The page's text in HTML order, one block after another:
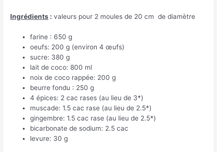
Ingrédients : valeurs pour 2 moules de 20 cm de diamètre
farine : 650 g
oeufs: 200 g (environ 4 œufs)
sucre: 380 g
lait de coco: 800 ml
noix de coco rappée: 200 g
beurre fondu : 250 g
4 épices: 2 cac rases (au lieu de 3*)
muscade: 1.5 cac rase (au lieu de 2.5*)
gingembre: 1.5 cac rase (au lieu de 2.5*)
bicarbonate de sodium: 2.5 cac
levure: 30 g